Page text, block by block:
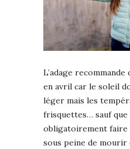
L’adage
en avril car le soleil
léger mais les
frisquettes… sauf
obligatoirement faire
sous peine de mourir